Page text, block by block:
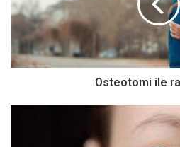
Öksürüğün tedavisi altta yatan
Öksürük, solunum sisteminin
yabancı maddelerden
savunma mekanizması ve
sık nedenlerinden biridir.
iletişimi önemlidir. Öksürüğün
Osteotomi ile